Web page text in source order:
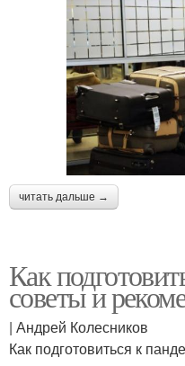
читать дальше →
Как
советы и
| Андрей Колесников
Как подготовиться к